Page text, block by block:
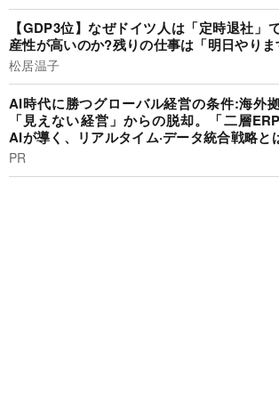
【GDP3位】なぜドイツ人は「定時退社」
産性が高いのか?残りの仕事は「明日やりま
松居温子
AI時代に勝つグローバル経営の条件:海外
「見えない経営」からの脱却。「二層
AIが導く、リアルタイム·データ統合戦略と
PR